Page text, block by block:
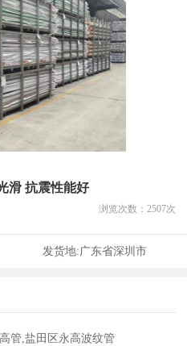
滑 抗震性能好
浏览次数： 2507次
发货地:广东省深圳市
管,盐田区永高波纹管